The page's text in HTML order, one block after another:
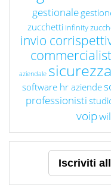
gestionale
zucchetti infinity
invio
aziendale
software hr aziende
professionisti
voip
Iscriviti